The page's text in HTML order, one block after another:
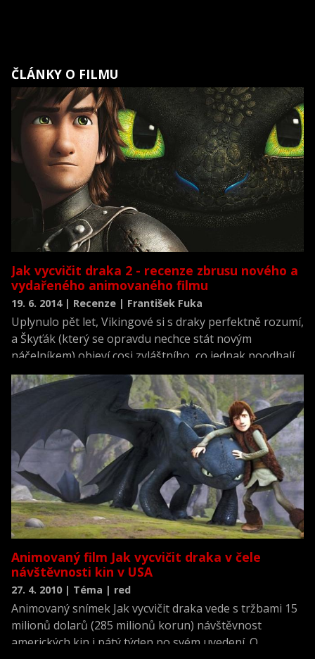
ČLÁNKY O FILMU
Jak vycvičit draka 2 - recenze zbrusu nového a
vydařeného animovaného filmu
19. 6. 2014 | Recenze | František Fuka
Uplynulo pět let, Vikingové si s draky perfektně rozumí,
a Škyťák (který se opravdu nechce stát novým
náčelníkem) objeví cosi zvláštního, co jednak poodhalí
jisté zásadní skutečnosti z dřívějšího jeho života, a
jednak ohrozí celou vesnici Blp.
Animovaný film Jak vycvičit draka v čele
návštěvnosti kin v USA
27. 4. 2010 | Téma | red
Animovaný snímek Jak vycvičit draka vede s tržbami 15
milionů dolarů (285 milionů korun) návštěvnost
amerických kin i pátý týden po svém uvedení. O